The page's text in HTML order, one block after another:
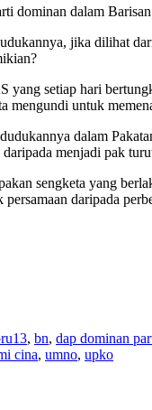
dominan dalam
jika dilihat
yang setiap hari
mengundi untuk
dalam
menjadi pak
sengketa yang
daripada
, bn, dap dominan
cina, umno, upko